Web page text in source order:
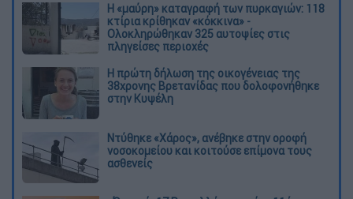
Η «μαύρη» καταγραφή των πυρκαγιών: 118
κτίρια κρίθηκαν «κόκκινα» -
Ολοκληρώθηκαν 325 αυτοψίες στις
πληγείσες περιοχές
Η πρώτη δήλωση της οικογένειας της
38χρονης Βρετανίδας που δολοφονήθηκε
στην Κυψέλη
Ντύθηκε «Χάρος», ανέβηκε στην οροφή
νοσοκομείου και κοιτούσε επίμονα τους
ασθενείς